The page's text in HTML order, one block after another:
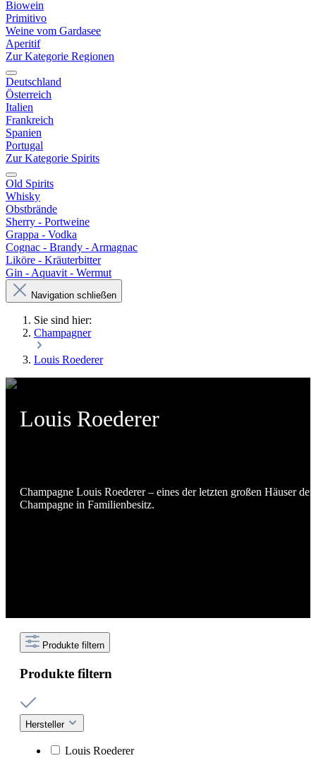
Biowein
Primitivo
Weine vom Gardasee
Aperitif
Zur Kategorie Regionen
Deutschland
Österreich
Italien
Frankreich
Spanien
Portugal
Zur Kategorie Spirits
Old Spirits
Whisky
Obstbrände
Sherry - Portweine
Grappa - Vodka
Cognac - Brandy - Armagnac
Liköre - Kräuterbitter
Gin - Aquavit - Wermut
Navigation schließen
Sie sind hier:
Champagner
Louis Roederer
Louis Roederer
Champagne Louis Roederer – eines der letzten großen Häuser der
Champagne in Familienbesitz.
Produkte filtern
Produkte filtern
Hersteller
Louis Roederer